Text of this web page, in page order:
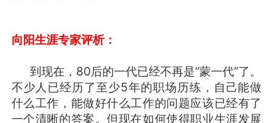
向阳生涯专家评析：
到现在，80后的一代已经不再是“蒙一代”了。
不少人已经历了至少5年的职场历练，自己能做
什么工作，能做好什么工作的问题应该已经有了
一个清晰的答案。但现在如何使得职业生涯发展